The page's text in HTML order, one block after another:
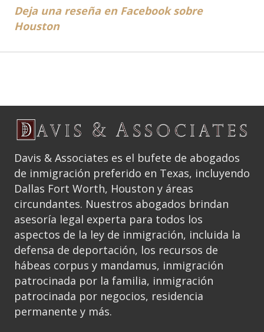
Deja una reseña en Facebook sobre
Houston
Davis & Associates es el bufete de abogados
de inmigración preferido en Texas, incluyendo
Dallas Fort Worth, Houston y áreas
circundantes. Nuestros abogados brindan
asesoría legal experta para todos los
aspectos de la ley de inmigración, incluida la
defensa de deportación, los recursos de
hábeas corpus y mandamus, inmigración
patrocinada por la familia, inmigración
patrocinada por negocios, residencia
permanente y más.